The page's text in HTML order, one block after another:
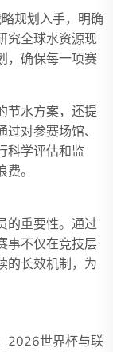
规划入手，明确
究全球水资源现
，确保每一项赛
节水方案，还提
对参赛场馆、
科学评估和监
。
的重要性。通过
事不仅在竞技层
的长效机制，为
2026世界杯与联